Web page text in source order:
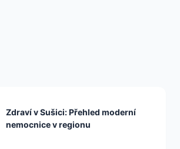
Zdraví v Sušici: Přehled moderní
nemocnice v regionu